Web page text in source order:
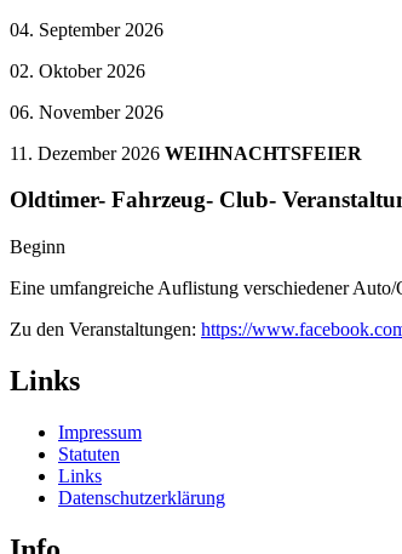
04. September 2026
02. Oktober 2026
06. November 2026
11. Dezember 2026 WEIHNACHTSFEIER
Oldtimer- Fahrzeug- Club-
Beginn
Eine umfangreiche Auflistung verschiedener
Zu den Veranstaltungen: https://
Links
Impressum
Statuten
Links
Datenschutzerklärung